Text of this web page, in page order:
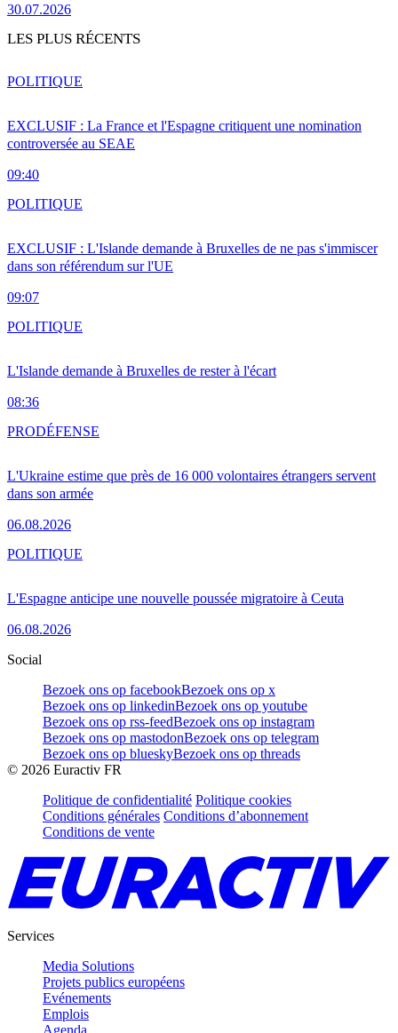
30.07.2026
LES PLUS RÉCENTS
EXCLUSIF : La France et l'Espagne critiquent une nomination
controversée au SEAE
09:40
POLITIQUE
EXCLUSIF : L'Islande demande à Bruxelles de ne pas s'immiscer
dans son référendum sur l'UE
09:07
POLITIQUE
L'Islande demande à Bruxelles de rester à l'écart
08:36
POLITIQUE
L'Ukraine estime que près de 16 000 volontaires étrangers servent
dans son armée
06.08.2026
PRODÉFENSE
L'Espagne anticipe une nouvelle poussée migratoire à Ceuta
06.08.2026
POLITIQUE
Social
Bezoek ons op facebookBezoek ons op x
Bezoek ons op linkedinBezoek ons op youtube
Bezoek ons op rss-feedBezoek ons op instagram
Bezoek ons op mastodonBezoek ons op telegram
Bezoek ons op blueskyBezoek ons op threads
© 2026 Euractiv FR
Politique de confidentialité Politique cookies
Conditions générales Conditions d’abonnement
Conditions de vente
Services
Media Solutions
Projets publics européens
Evénements
Emplois
Agenda